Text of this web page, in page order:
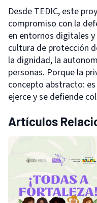
Desde TEDIC, este
compromiso con la
en entornos digitales
cultura de protección
la dignidad, la
personas. Porque la
concepto abstracto:
ejerce y se defiende
Artículos